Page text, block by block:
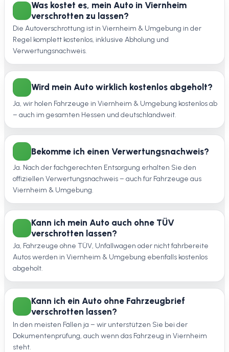
Was kostet es, mein Auto in Viernheim
verschrotten zu lassen?
Die Autoverschrottung ist in Viernheim & Umgebung in der
Regel komplett kostenlos, inklusive Abholung und
Verwertungsnachweis.
Wird mein Auto wirklich kostenlos abgeholt?
Ja, wir holen Fahrzeuge in Viernheim & Umgebung kostenlos ab
– auch im gesamten Hessen und deutschlandweit.
Bekomme ich einen Verwertungsnachweis?
Ja. Nach der fachgerechten Entsorgung erhalten Sie den
offiziellen Verwertungsnachweis – auch für Fahrzeuge aus
Viernheim & Umgebung.
Kann ich mein Auto auch ohne TÜV
verschrotten lassen?
Ja, Fahrzeuge ohne TÜV, Unfallwagen oder nicht fahrbereite
Autos werden in Viernheim & Umgebung ebenfalls kostenlos
abgeholt.
Kann ich ein Auto ohne Fahrzeugbrief
verschrotten lassen?
In den meisten Fällen ja – wir unterstützen Sie bei der
Dokumentenprüfung, auch wenn das Fahrzeug in Viernheim
steht.